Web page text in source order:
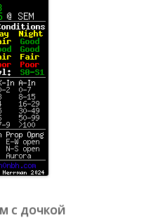
С ДОЧКОЙ